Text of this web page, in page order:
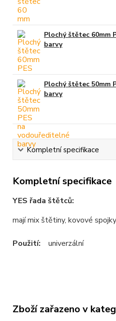
Plochý štětec 60mm
barvy
Plochý štětec 50mm
barvy
Kompletní specifikace
Kompletní specifikace
YES řada štětců:
mají mix štětiny, kovové
Použití: univerzální
Zboží zařazeno v